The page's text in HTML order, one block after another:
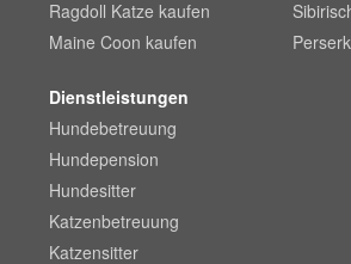
Ragdoll Katze kaufen
Maine Coon kaufen
Dienstleistungen
Hundebetreuung
Hundepension
Hundesitter
Katzenbetreuung
Katzensitter